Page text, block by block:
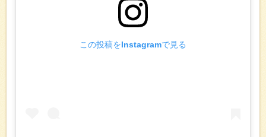
この投稿をInstagramで見る